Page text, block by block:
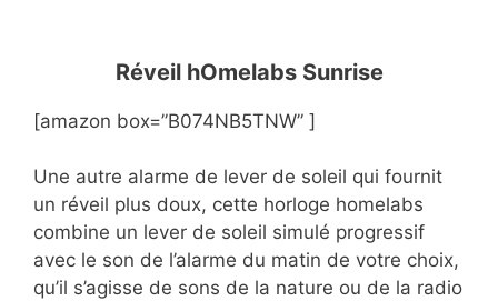
Réveil hOmelabs Sunrise
[amazon box=”B074NB5TNW” ]
Une autre alarme de lever de soleil qui fournit
un réveil plus doux, cette horloge homelabs
combine un lever de soleil simulé progressif
avec le son de l’alarme du matin de votre choix,
qu’il s’agisse de sons de la nature ou de la radio